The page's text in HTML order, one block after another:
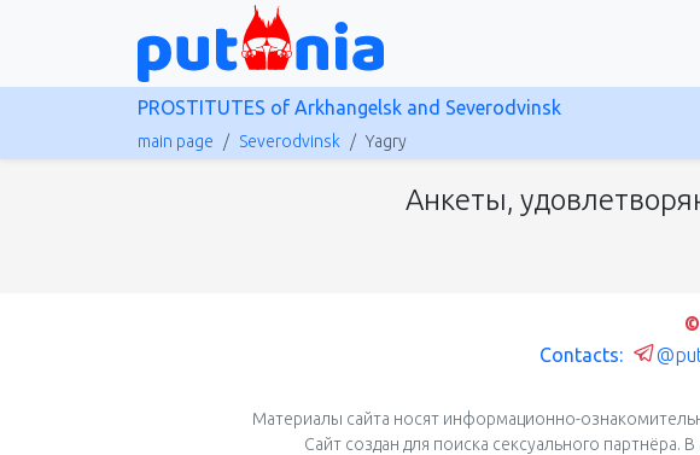
PROSTITUTES of Arkhangelsk and Severodvinsk
main page Severodvinsk Yagry
Анкеты,
Contacts:
Материалы сайта носят информационно-
Сайт создан для поиска сексуального